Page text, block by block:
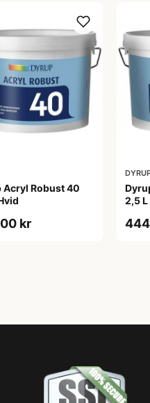
Acryl Robust 40
kr
2,5